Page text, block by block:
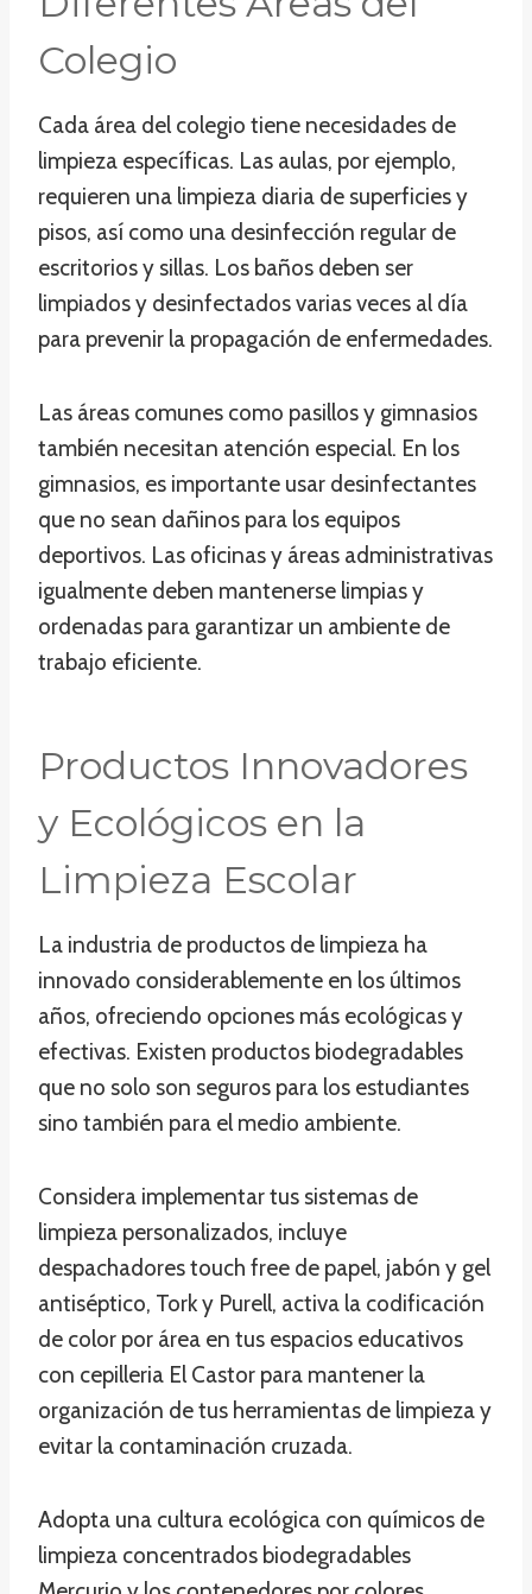
Colegio
Cada área del colegio tiene necesidades de
limpieza específicas. Las aulas, por ejemplo,
requieren una limpieza diaria de superficies y
pisos, así como una desinfección regular de
escritorios y sillas. Los baños deben ser
limpiados y desinfectados varias veces al día
para prevenir la propagación de enfermedades.
Las áreas comunes como pasillos y gimnasios
también necesitan atención especial. En los
gimnasios, es importante usar desinfectantes
que no sean dañinos para los equipos
deportivos. Las oficinas y áreas administrativas
igualmente deben mantenerse limpias y
ordenadas para garantizar un ambiente de
trabajo eficiente.
Productos Innovadores
y Ecológicos en la
Limpieza Escolar
La industria de productos de limpieza ha
innovado considerablemente en los últimos
años, ofreciendo opciones más ecológicas y
efectivas. Existen productos biodegradables
que no solo son seguros para los estudiantes
sino también para el medio ambiente.
Considera implementar tus sistemas de
limpieza personalizados, incluye
despachadores touch free de papel, jabón y gel
antiséptico, Tork y Purell, activa la codificación
de color por área en tus espacios educativos
con cepilleria El Castor para mantener la
organización de tus herramientas de limpieza y
evitar la contaminación cruzada.
Adopta una cultura ecológica con químicos de
limpieza concentrados biodegradables